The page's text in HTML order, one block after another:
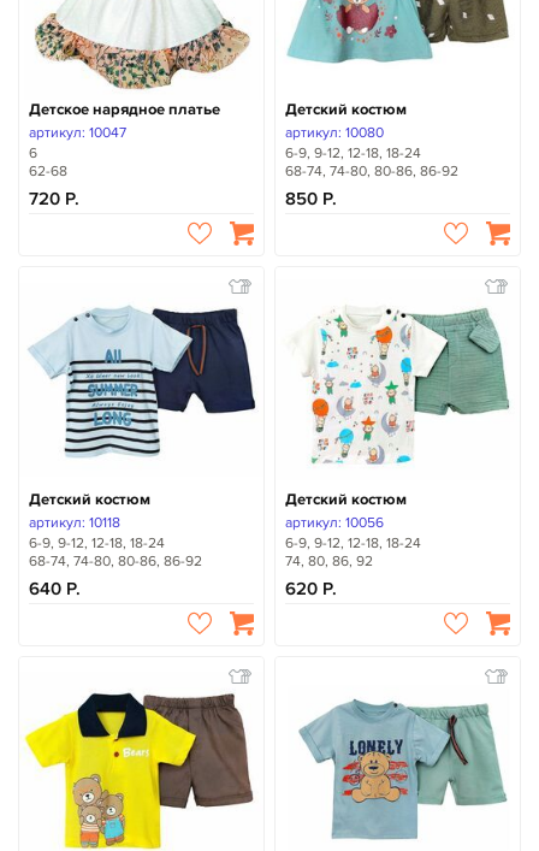
Детское нарядное платье
артикул: 10047
6
62-68
720
Детский костюм
артикул: 10080
6-9, 9-12, 12-18, 18-24
68-74, 74-80, 80-86, 86-92
850
Детский костюм
артикул: 10118
6-9, 9-12, 12-18, 18-24
68-74, 74-80, 80-86, 86-92
640
Детский костюм
артикул: 10056
6-9, 9-12, 12-18, 18-24
74, 80, 86, 92
620